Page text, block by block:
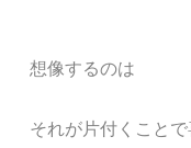
想像するのは
それが片付くこと